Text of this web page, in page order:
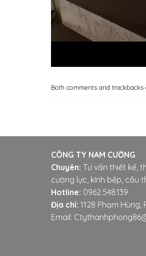
Both comments and trackbacks
CÔNG TY NAM CƯỜNG
Chuyên: Tư vấn thiết kế,
cường lực, kính bếp, cầu
Hotline: 0962.548.139
Địa chỉ: 1128 Phạm
Email: